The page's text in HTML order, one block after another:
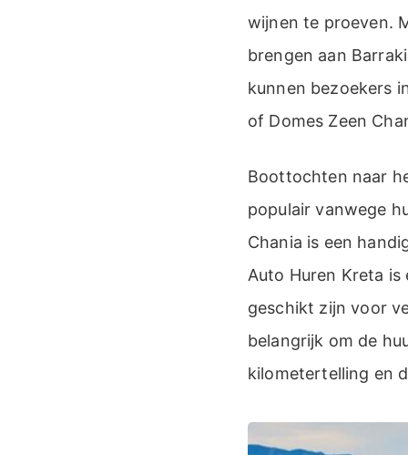
wijnen te proeven.
brengen aan
kunnen bezoekers
of Domes Zeen
Boottochten naar
populair vanwege
Chania is een
Auto Huren Kreta
geschikt zijn voor
belangrijk om de
kilometertelling en